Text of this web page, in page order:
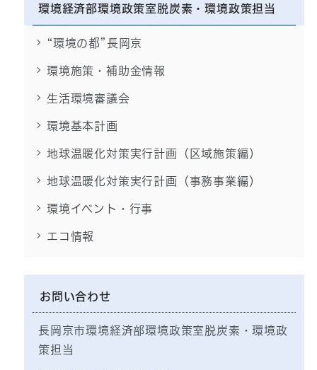
環境経済部環境政策室脱炭素・環境政策担当
“環境の都”長岡京
環境施策・補助金情報
生活環境審議会
環境基本計画
地球温暖化対策実行計画（区域施策編）
地球温暖化対策実行計画（事務事業編）
環境イベント・行事
エコ情報
お問い合わせ
長岡京市環境経済部環境政策室脱炭素・環境政
策担当